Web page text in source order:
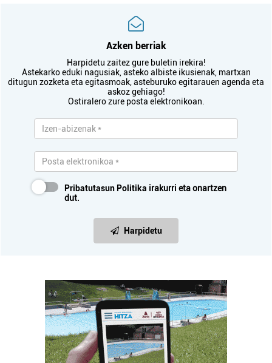
Azken berriak
Harpidetu zaitez gure buletin irekira!
Astekarko eduki nagusiak, asteko albiste ikusienak, martxan
ditugun zozketa eta egitasmoak, asteburuko egitarauen agenda eta
askoz gehiago!
Ostiralero zure posta elektronikoan.
Pribatutasun Politika irakurri eta onartzen
dut.
Harpidetu